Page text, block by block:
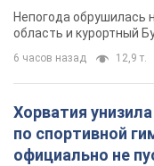
Непогода обрушилась
область и курортный
6 часов назад 12,9 т.
Хорватия
по спортивной
официально не